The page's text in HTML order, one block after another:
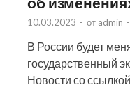
10.03.2023 - от admin -
В России будет
государственный
Новости со